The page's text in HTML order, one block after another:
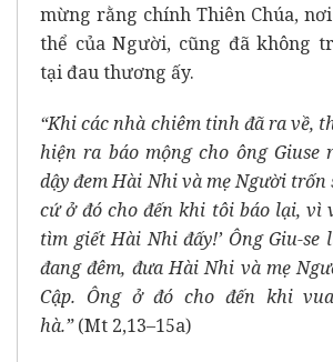
mừng rằng chính Thiên Chúa,
thể của Người, cũng đã không
tại đau thương ấy.
“Khi các nhà chiêm tinh đã ra về,
hiện ra báo mộng cho ông Giuse
dậy đem Hài Nhi và mẹ Người trốn
cứ ở đó cho đến khi tôi báo lại, vì
tìm giết Hài Nhi đấy!’ Ông Giu-se
đang đêm, đưa Hài Nhi và mẹ
Cập. Ông ở đó cho đến khi
hà.”(Mt 2,13–15a)